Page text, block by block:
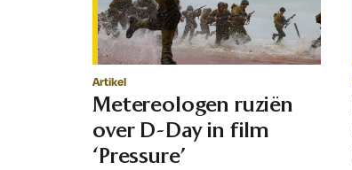
Artikel
Metereologen ruziën
over D-Day in film
‘Pressure’